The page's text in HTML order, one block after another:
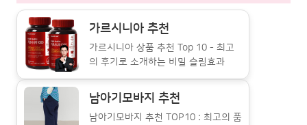
가르시니아 추천
가르시니아 상품 추천 Top 10 - 최고
의 후기로 소개하는 비밀 슬림효과
남아기모바지 추천
남아기모바지 추천 TOP10 : 최고의 품